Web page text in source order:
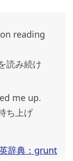
reading
読み続け
me up.
ち上げ
辞典：grunt